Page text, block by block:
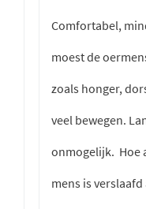
Comfortabel,
moest de
zoals honger,
veel bewegen.
onmogelijk. Hoe
mens is